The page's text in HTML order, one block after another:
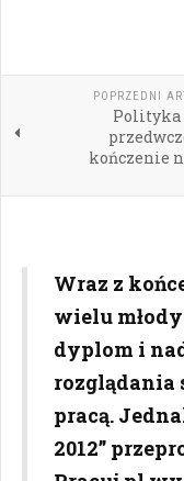
POPRZEDNI
Polityka
kończenie
Wraz z
wielu
dyplom i
rozglądania
pracą.
2012”